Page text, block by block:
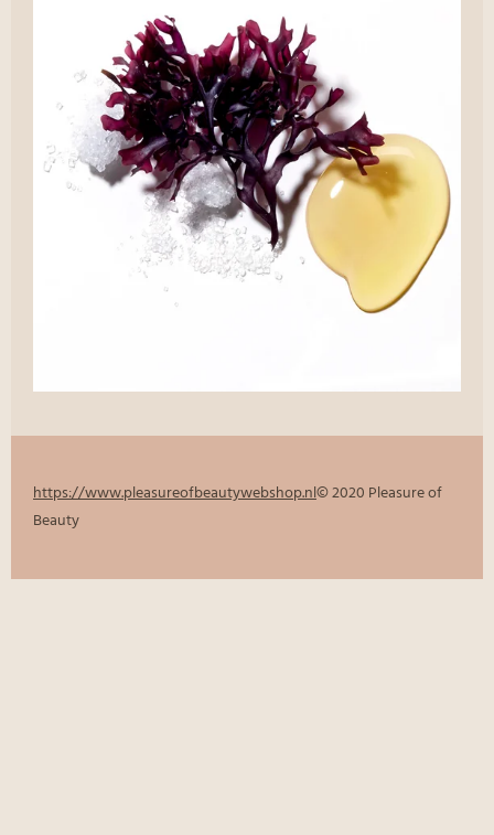
https://www.pleasureofbeautywebshop.nl© 2020 Pleasure of
Beauty